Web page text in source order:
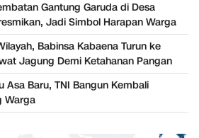
Gantung Garuda di Desa
Jadi Simbol Harapan Warga
Babinsa Kabaena Turun ke
Jagung Demi Ketahanan Pangan
Asa Baru, TNI Bangun Kembali
Warga